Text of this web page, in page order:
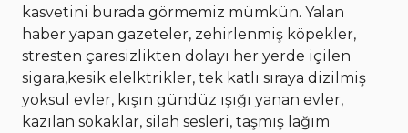
kasvetini burada görmemiz mümkün. Yalan
haber yapan gazeteler, zehirlenmiş köpekler,
stresten çaresizlikten dolayı her yerde içilen
sigara,kesik elelktrikler, tek katlı sıraya dizilmiş
yoksul evler, kışın gündüz ışığı yanan evler,
kazılan sokaklar, silah sesleri, taşmış lağım